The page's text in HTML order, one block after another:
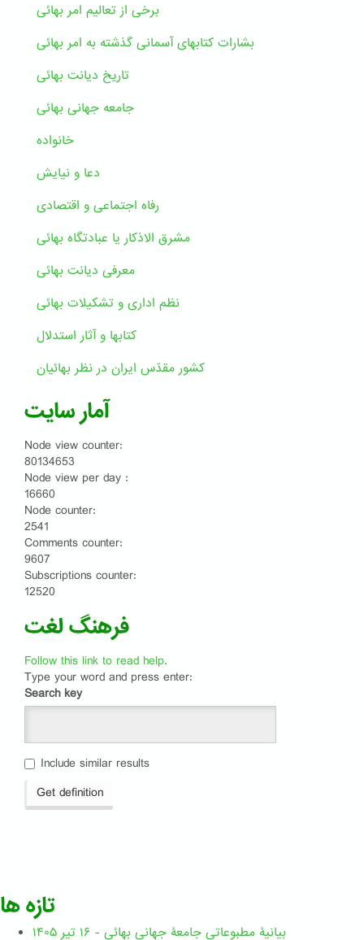
برخی از تعالیم امر بهائی
بشارات کتابهای آسمانی گذشته به امر بهائی
تاریخ دیانت بهائی
جامعه جهانی بهائی
خانواده
دعا و نیایش
رفاه اجتماعی و اقتصادی
مشرق الاذکار یا عبادتگاه بهائی
معرفی دیانت بهائی
نظم اداری و تشکیلات بهائی
کتابها و آثار استدلال
کشور مقدّس ایران در نظر بهائیان
آمار سایت
Node view counter:
80134653
Node view per day :
16660
Node counter:
2541
Comments counter:
9607
Subscriptions counter:
12520
فرهنگ لغت
Follow this link to read help.
Type your word and press enter:
Search key
Include similar results
Get definition
تازه ها
بیانیۀ مطبوعاتی جامعۀ جهانی بهائی - ۱۶ تیر ۱۴۰۵